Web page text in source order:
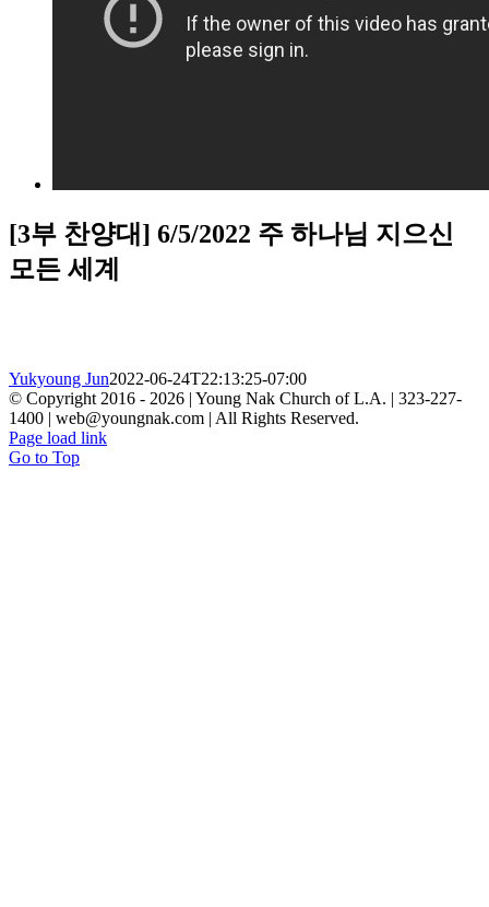
[3부 찬양대] 6/5/2022 주 하나님 지으신
모든 세계
Yukyoung Jun2022-06-24T22:13:25-07:00
© Copyright 2016 - 2026 | Young Nak Church of L.A. | 323-227-
1400 | web@youngnak.com | All Rights Reserved.
Page load link
Go to Top